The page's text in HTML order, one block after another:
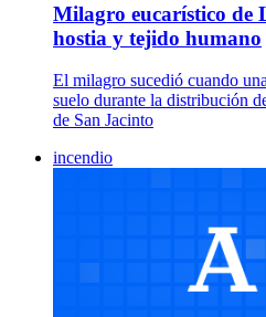
Milagro eucarístico de
hostia y tejido humano
El milagro sucedió cuando
suelo durante la distribución
de San Jacinto
incendio